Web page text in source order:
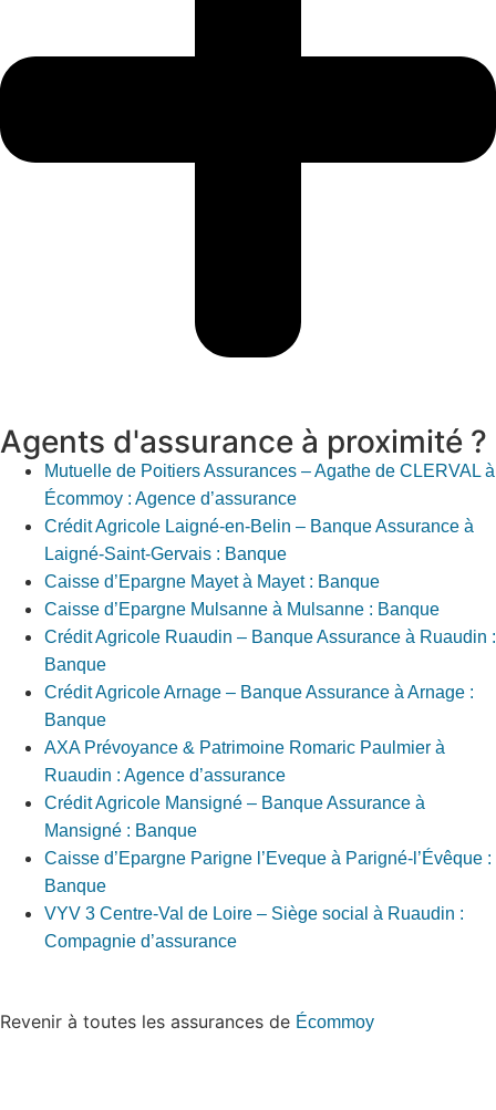
Agents d'assurance à proximité ?
Mutuelle de Poitiers Assurances – Agathe de CLERVAL à
Écommoy : Agence d’assurance
Crédit Agricole Laigné-en-Belin – Banque Assurance à
Laigné-Saint-Gervais : Banque
Caisse d’Epargne Mayet à Mayet : Banque
Caisse d’Epargne Mulsanne à Mulsanne : Banque
Crédit Agricole Ruaudin – Banque Assurance à Ruaudin :
Banque
Crédit Agricole Arnage – Banque Assurance à Arnage :
Banque
AXA Prévoyance & Patrimoine Romaric Paulmier à
Ruaudin : Agence d’assurance
Crédit Agricole Mansigné – Banque Assurance à
Mansigné : Banque
Caisse d’Epargne Parigne l’Eveque à Parigné-l’Évêque :
Banque
VYV 3 Centre-Val de Loire – Siège social à Ruaudin :
Compagnie d’assurance
Revenir à toutes les assurances de Écommoy